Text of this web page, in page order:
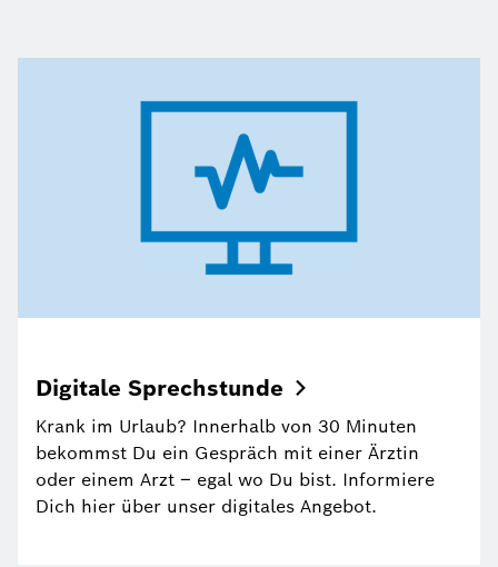
Digitale Sprechstunde
Krank im Urlaub? Innerhalb von 30 Minuten
bekommst Du ein Gespräch mit einer Ärztin
oder einem Arzt – egal wo Du bist. Informiere
Dich hier über unser digitales Angebot.